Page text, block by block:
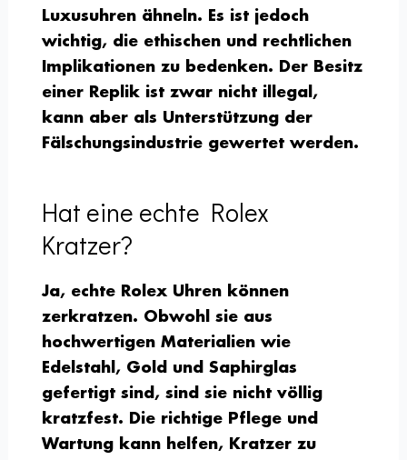
Luxusuhren ähneln. Es ist jedoch
wichtig, die ethischen und rechtlichen
Implikationen zu bedenken. Der Besitz
einer Replik ist zwar nicht illegal,
kann aber als Unterstützung der
Fälschungsindustrie gewertet werden.
Hat eine echte Rolex
Kratzer?
Ja, echte Rolex Uhren können
zerkratzen. Obwohl sie aus
hochwertigen Materialien wie
Edelstahl, Gold und Saphirglas
gefertigt sind, sind sie nicht völlig
kratzfest. Die richtige Pflege und
Wartung kann helfen, Kratzer zu